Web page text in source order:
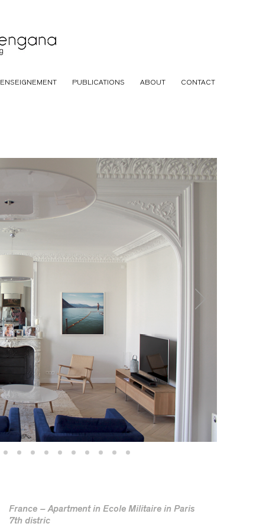
ENSEIGNEMENT PUBLICATIONS ABOUT CONTACT
France – Apartment in Ecole Militaire in Paris
7th distric